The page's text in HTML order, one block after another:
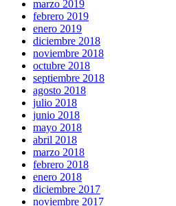
marzo 2019
febrero 2019
enero 2019
diciembre 2018
noviembre 2018
octubre 2018
septiembre 2018
agosto 2018
julio 2018
junio 2018
mayo 2018
abril 2018
marzo 2018
febrero 2018
enero 2018
diciembre 2017
noviembre 2017